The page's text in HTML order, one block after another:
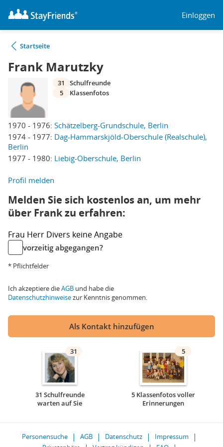
Einloggen
Startseite
Frank Marutzky
1970 - 1976: Schätzelberg-Grundschule, Berlin
1974 - 1977: Dag-Hammarskjöld-Oberschule (Realschule),
Berlin
1977 - 1980: Liebig-Oberschule, Berlin
31
Schulfreunde
5
Klassenfotos
Profil melden
Melden Sie sich kostenlos an, um mehr
über Frank zu erfahren:
Frau Herr Divers keine Angabe
vorzeitig abgegangen?
* Pflichtfelder
Ich akzeptiere dieAGB und habe die
Datenschutzhinweisezur Kenntnis genommen.
Als Kontakt hinzufügen
31
31 Schulfreunde
warten auf Sie
5
5 Klassenfotos voller
Erinnerungen
Personensuche AGB Datenschutz
Impressum